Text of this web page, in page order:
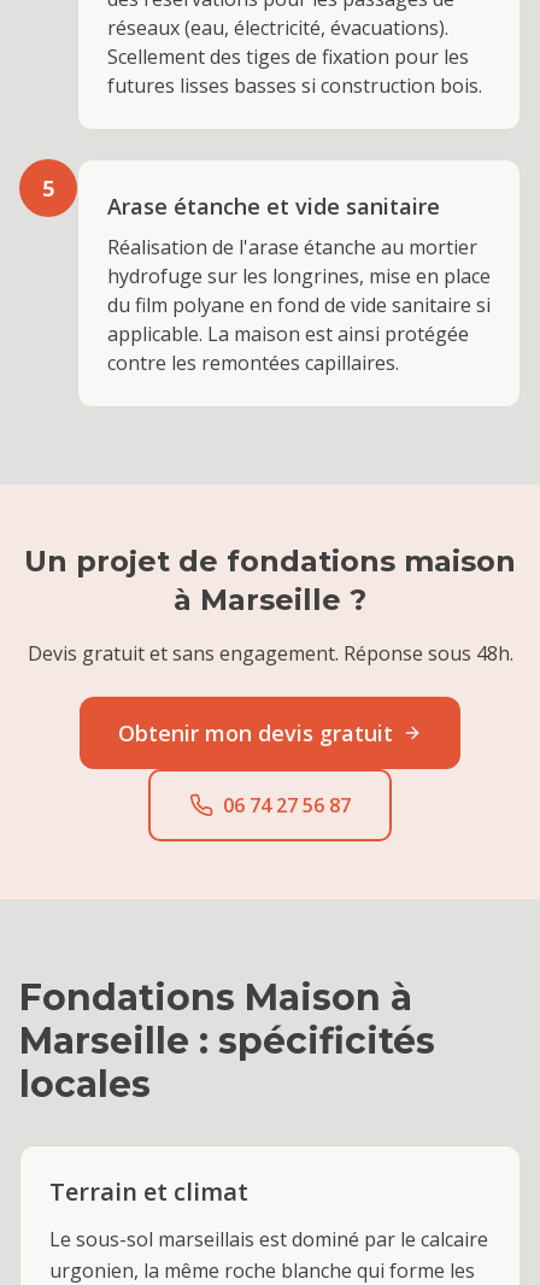
réseaux (eau, électricité, évacuations).
Scellement des tiges de fixation pour les
futures lisses basses si construction bois.
5
Arase étanche et vide sanitaire
Réalisation de l'arase étanche au mortier
hydrofuge sur les longrines, mise en place
du film polyane en fond de vide sanitaire si
applicable. La maison est ainsi protégée
contre les remontées capillaires.
Un projet de fondations maison
à Marseille ?
Devis gratuit et sans engagement. Réponse sous 48h.
Obtenir mon devis gratuit
06 74 27 56 87
Fondations Maison à
Marseille : spécificités
locales
Terrain et climat
Le sous-sol marseillais est dominé par le calcaire
urgonien, la même roche blanche qui forme les